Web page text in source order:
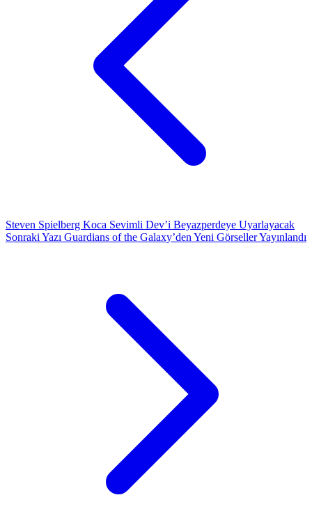
Steven Spielberg Koca Sevimli Dev’i Beyazperdeye Uyarlayacak
Sonraki Yazı Guardians of the Galaxy’den Yeni Görseller Yayınlandı